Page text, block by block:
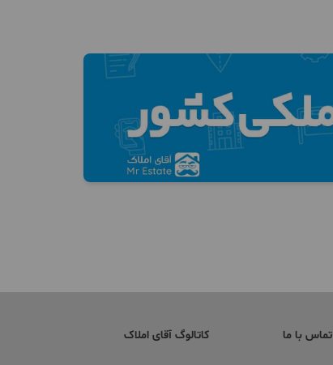
تماس با ما کاتالوگ آقای املاک